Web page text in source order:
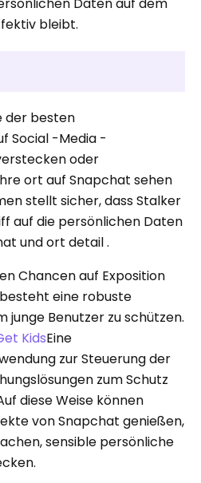
bleibt.
der besten
Social -Media -
oder
ort auf Snapchat sehen
stellt sicher, dass Stalker
auf die persönlichen Daten
und ort detail .
Chancen auf Exposition
eine robuste
junge Benutzer zu schützen.
KidsEine
zur Steuerung der
zum Schutz
diese Weise können
von Snapchat genießen,
sensible persönliche